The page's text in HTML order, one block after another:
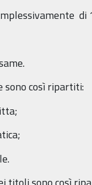
sono così ripartiti: